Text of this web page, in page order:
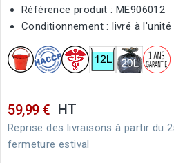
Référence produit : ME906012
Conditionnement : livré à l'unité
59,99 € HT
Reprise des livraisons à partir du
fermeture estival